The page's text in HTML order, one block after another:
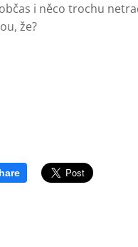
i něco trochu
že?